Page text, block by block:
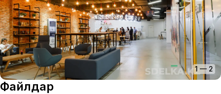
1 — 2
Файлдар